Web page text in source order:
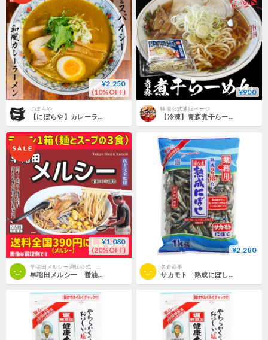
¥2,250
(10%OFF)
にぼらや
【にぼらや】カレーラーメン2人前
¥900
幡龍公式通販ページ
【冷凍】青森煮干らーめん
¥1,080
(20%OFF)
早稲田メルシー 醤油ラーメン（3食入） １箱
¥2,280
名倉商事
サカモト 熟成にぼし 1kg 大容量（業務用）